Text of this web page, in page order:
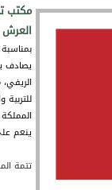
مكتب
العرش
للتربية
ينعم
تتمة